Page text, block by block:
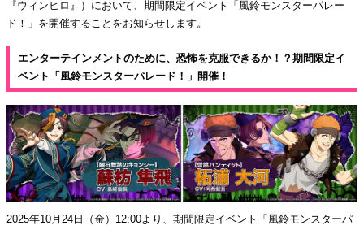
『ウィンヒロ』）において、期間限定イベント「風鈴モンスターパレー
ド！」を開催することをお知らせします。
エンターテインメントのために、恐怖を克服できるか！？期間限定イ
ベント「風鈴モンスターパレード！」開催！
2025年10月24日（金）12:00より、期間限定イベント「風鈴モンスターパ